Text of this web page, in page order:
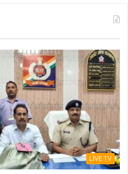
LIVE TV